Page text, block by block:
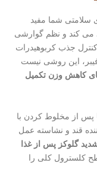
سلامتی شما مفید
می کند و نظم گوارشی
جذب کربوهیدرات
این روشی نیست
کاهش وزن تکمیل
از مخلوط کردن با
قند و نشاسته عمل
گلوکز پس از غذا
خطر ابتلا به دیابت نوع 2 و سطح کلسترول کلی را